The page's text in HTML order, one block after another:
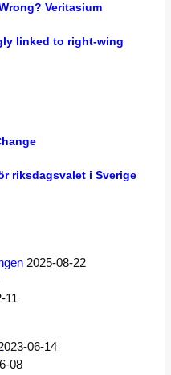
Veritasium
linked to right-wing
riksdagsvalet i Sverige
2025-08-22
11
06-14
08